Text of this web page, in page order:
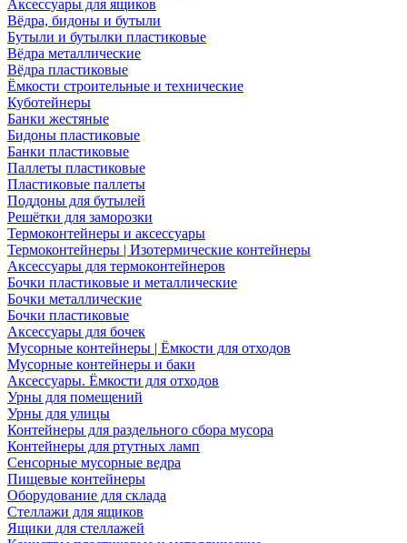
Аксессуары для ящиков
Вёдра, бидоны и бутыли
Бутыли и бутылки пластиковые
Вёдра металлические
Вёдра пластиковые
Ёмкости строительные и технические
Куботейнеры
Банки жестяные
Бидоны пластиковые
Банки пластиковые
Паллеты пластиковые
Пластиковые паллеты
Поддоны для бутылей
Решётки для заморозки
Термоконтейнеры и аксессуары
Термоконтейнеры | Изотермические контейнеры
Аксессуары для термоконтейнеров
Бочки пластиковые и металлические
Бочки металлические
Бочки пластиковые
Аксессуары для бочек
Мусорные контейнеры | Ёмкости для отходов
Мусорные контейнеры и баки
Аксессуары. Ёмкости для отходов
Урны для помещений
Урны для улицы
Контейнеры для раздельного сбора мусора
Контейнеры для ртутных ламп
Сенсорные мусорные ведра
Пищевые контейнеры
Оборудование для склада
Стеллажи для ящиков
Ящики для стеллажей